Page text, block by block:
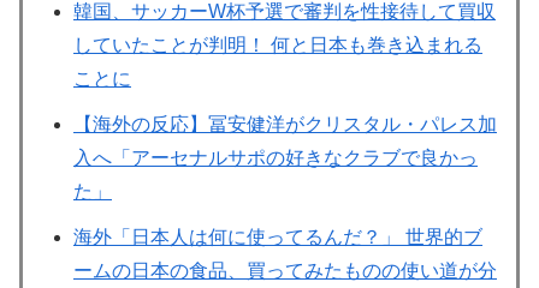
韓国、サッカーW杯予選で審判を性接待して買収
していたことが判明！ 何と日本も巻き込まれる
ことに
【海外の反応】冨安健洋がクリスタル・パレス加
入へ「アーセナルサポの好きなクラブで良かっ
た」
海外「日本人は何に使ってるんだ？」 世界的ブ
ームの日本の食品、買ってみたものの使い道が分